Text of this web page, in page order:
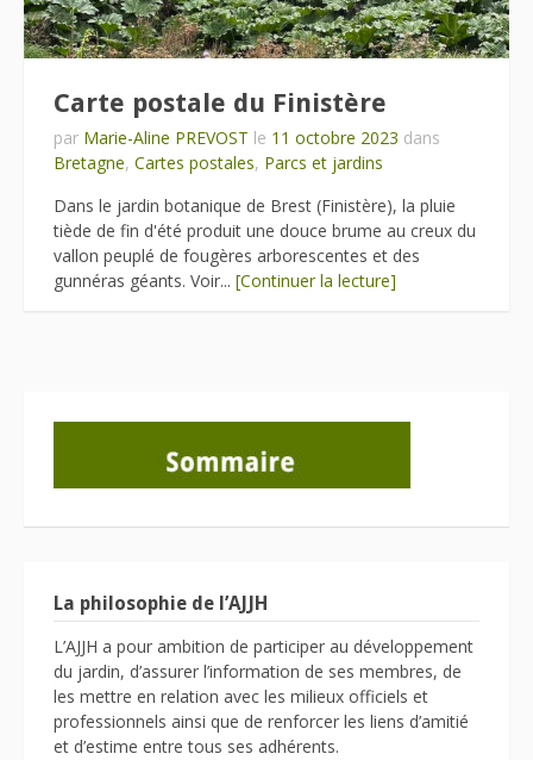
Carte postale du Finistère
par Marie-Aline PREVOST le 11 octobre 2023 dans
Bretagne, Cartes postales, Parcs et jardins
Dans le jardin botanique de Brest (Finistère), la pluie
tiède de fin d'été produit une douce brume au creux du
vallon peuplé de fougères arborescentes et des
gunnéras géants. Voir... [Continuer la lecture]
La philosophie de l’AJJH
L’AJJH a pour ambition de participer au développement
du jardin, d’assurer l’information de ses membres, de
les mettre en relation avec les milieux officiels et
professionnels ainsi que de renforcer les liens d’amitié
et d’estime entre tous ses adhérents.